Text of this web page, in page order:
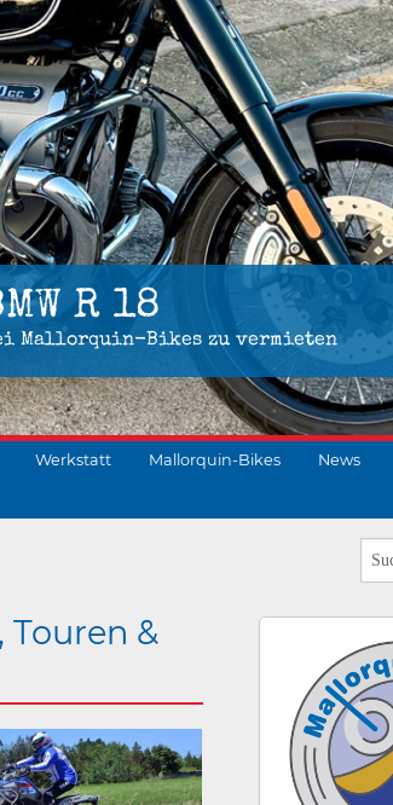
R 18
Mallorquin-Bikes zu vermieten
Werkstatt Mallorquin-Bikes News
&